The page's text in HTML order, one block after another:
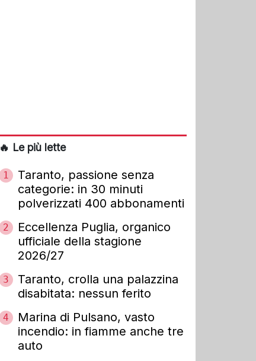
🔥 Le più lette
1
Taranto, passione senza
categorie: in 30 minuti
polverizzati 400 abbonamenti
2
Eccellenza Puglia, organico
ufficiale della stagione
2026/27
3
Taranto, crolla una palazzina
disabitata: nessun ferito
4
Marina di Pulsano, vasto
incendio: in fiamme anche tre
auto